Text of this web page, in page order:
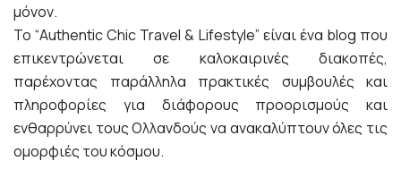
μόνον.
Το “Authentic Chic Travel & Lifestyle” είναι ένα blog που
επικεντρώνεται σε καλοκαιρινές διακοπές,
παρέχοντας παράλληλα πρακτικές συμβουλές και
πληροφορίες για διάφορους προορισμούς και
ενθαρρύνει τους Ολλανδούς να ανακαλύπτουν όλες τις
ομορφιές του κόσμου.